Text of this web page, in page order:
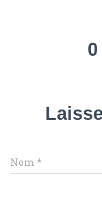
Nom *